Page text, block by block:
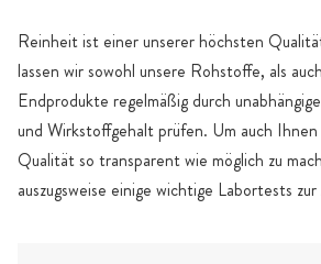
Reinheit ist einer unserer höchsten
lassen wir sowohl unsere Rohstoffe, als
Endprodukte regelmäßig durch
und Wirkstoffgehalt prüfen. Um auch
Qualität so transparent wie möglich zu
auszugsweise einige wichtige Labortests